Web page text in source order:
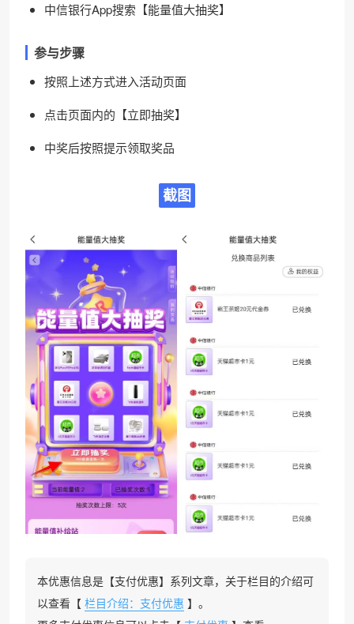
中信银行App搜索【能量值大抽奖】
参与步骤
按照上述方式进入活动页面
点击页面内的【立即抽奖】
中奖后按照提示领取奖品
截图
本优惠信息是【支付优惠】系列文章，关于栏目的介绍可
以查看【 栏目介绍：支付优惠 】。